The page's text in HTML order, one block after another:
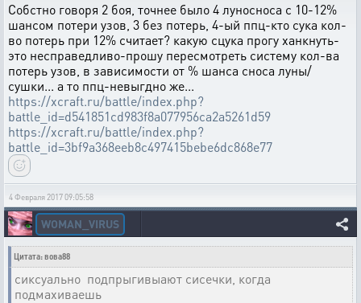
Собстно говоря 2 боя, точнее было 4 луносноса с 10-12%
шансом потери узов, 3 без потерь, 4-ый ппц-кто сука кол-
во потерь при 12% считает? какую сцука прогу ханкнуть-
это несправедливо-прошу пересмотреть систему кол-ва
потерь узов, в зависимости от % шанса сноса луны/
сушки... а то ппц-невыгдно же...
https://xcraft.ru/battle/index.php?
battle_id=d541851cd983f8a077956ca2a5261d59
https://xcraft.ru/battle/index.php?
battle_id=3bf9a368eeb8c497415bebe6dc868e77
4 Февраля 2017 09:05:58
WOMAN_VIRUS
Цитата: вова88
сиксуально подпрыгивыают сисечки, когда
подмахиваешь